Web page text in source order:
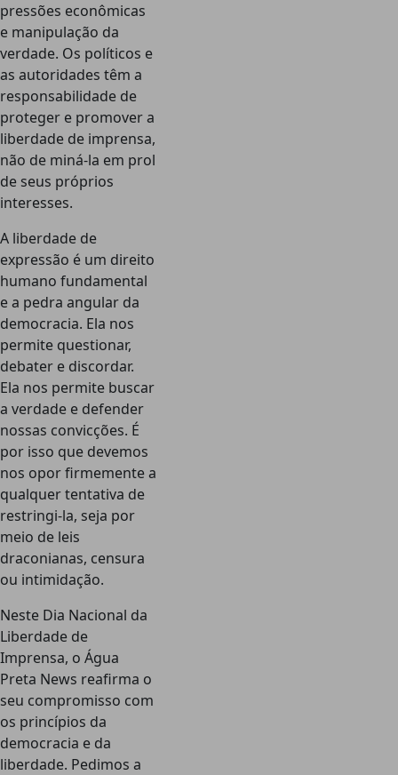
pressões econômicas
e manipulação da
verdade. Os políticos e
as autoridades têm a
responsabilidade de
proteger e promover a
liberdade de imprensa,
não de miná-la em prol
de seus próprios
interesses.
A liberdade de
expressão é um direito
humano fundamental
e a pedra angular da
democracia. Ela nos
permite questionar,
debater e discordar.
Ela nos permite buscar
a verdade e defender
nossas convicções. É
por isso que devemos
nos opor firmemente a
qualquer tentativa de
restringi-la, seja por
meio de leis
draconianas, censura
ou intimidação.
Neste Dia Nacional da
Liberdade de
Imprensa, o Água
Preta News reafirma o
seu compromisso com
os princípios da
democracia e da
liberdade. Pedimos a